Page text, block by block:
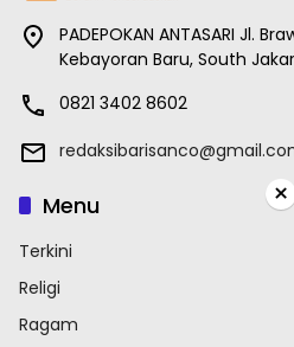
PADEPOKAN ANTASARI Jl.
Kebayoran Baru, South
0821 3402 8602
Menu
Terkini
Religi
Ragam
×